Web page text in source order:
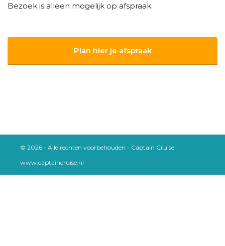
Bezoek is alleen mogelijk op afspraak.
Plan hier je afspraak
© 2026 - Alle rechten voorbehouden - Captain Cruise
www.captaincruise.nl